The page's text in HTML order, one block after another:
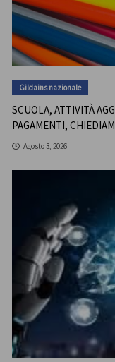
Gildains nazionale
SCUOLA, ATTIVITÀ
PAGAMENTI,
Agosto 3, 2026